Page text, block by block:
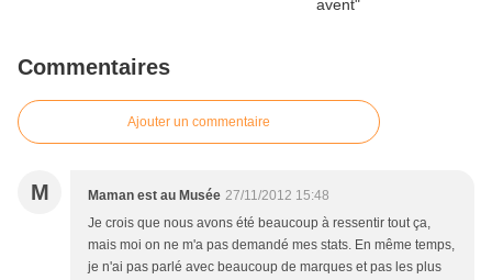
Commentaires
Ajouter un commentaire
M Maman est au Musée 27/11/2012 15:48
Je crois que nous avons été beaucoup à ressentir tout ça,
mais moi on ne m'a pas demandé mes stats. En même temps,
je n'ai pas parlé avec beaucoup de marques et pas les plus